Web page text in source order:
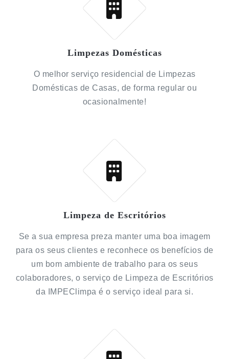
Limpezas Domésticas
O melhor serviço residencial de Limpezas
Domésticas de Casas, de forma regular ou
ocasionalmente!
Limpeza de Escritórios
Se a sua empresa preza manter uma boa imagem
para os seus clientes e reconhece os benefícios de
um bom ambiente de trabalho para os seus
colaboradores, o serviço de Limpeza de Escritórios
da IMPEClimpa é o serviço ideal para si.